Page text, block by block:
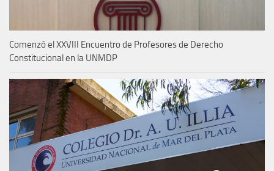
Comenzó el XXVIII Encuentro de Profesores de Derecho
Constitucional en la UNMDP